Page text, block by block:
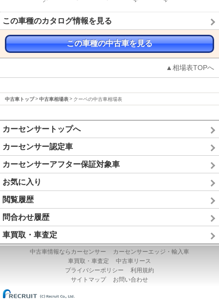
この車種のカタログ情報を見る
この車種の中古車を見る
▲相場表TOPへ
中古車トップ 中古車相場表 クーペの中古車相場表
カーセンサートップへ
カーセンサー認定車
カーセンサーアフター保証対象車
お気に入り
閲覧履歴
問合わせ履歴
車買取・車査定
中古車情報ならカーセンサー
カーセンサーエッジ・輸入車
車買取・車査定
中古車リース
プライバシーポリシー
利用規約
サイトマップ
お問い合わせ